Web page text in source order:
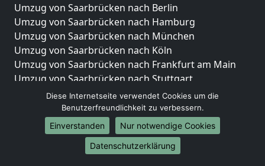
Umzug von Saarbrücken nach Berlin
Umzug von Saarbrücken nach Hamburg
Umzug von Saarbrücken nach München
Umzug von Saarbrücken nach Köln
Umzug von Saarbrücken nach Frankfurt am Main
Umzug von Saarbrücken nach Stuttgart
Umzug von Saarbrücken nach Düsseldorf
Umzug von Saarbrücken nach Leipzig
Umzug von Saarbrücken nach Dortmund
Umzug von Saarbrücken nach Essen
Umzug von Saarbrücken nach Bremen
Diese Internetseite verwendet Cookies um die
Benutzerfreundlichkeit zu verbessern.
Einverstanden
Nur notwendige Cookies
Datenschutzerklärung